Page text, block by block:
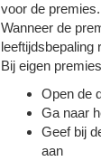
voor de premies.
Wanneer de
leeftijdsbepaling
Bij eigen
Open de
Ga naar
Geef bij
aan